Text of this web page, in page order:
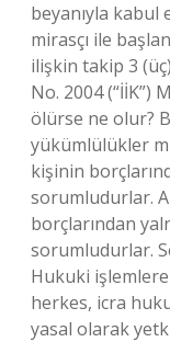
beyanıyla kabul
mirasçı ile
ilişkin takip 3
No. 2004 (“İİK”)
ölürse ne olur?
yükümlülükler
kişinin
sorumludurlar.
borçlarından
sorumludurlar.
Hukuki
herkes, icra
yasal olarak